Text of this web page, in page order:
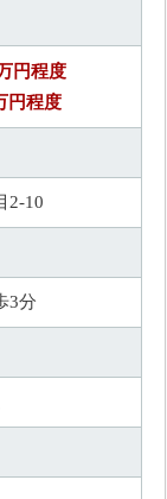
円程度
円程度
2-10
3分